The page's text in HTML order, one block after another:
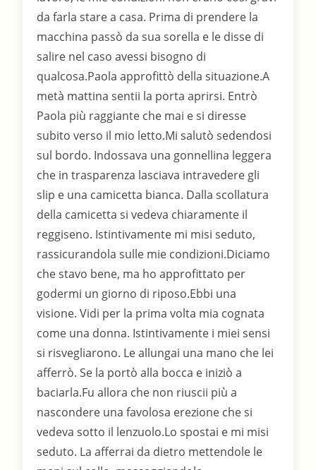
da farla stare a casa. Prima di prendere la
macchina passò da sua sorella e le disse di
salire nel caso avessi bisogno di
qualcosa.Paola approfittò della situazione.A
metà mattina sentii la porta aprirsi. Entrò
Paola più raggiante che mai e si diresse
subito verso il mio letto.Mi salutò sedendosi
sul bordo. Indossava una gonnellina leggera
che in trasparenza lasciava intravedere gli
slip e una camicetta bianca. Dalla scollatura
della camicetta si vedeva chiaramente il
reggiseno. Istintivamente mi misi seduto,
rassicurandola sulle mie condizioni.Diciamo
che stavo bene, ma ho approfittato per
godermi un giorno di riposo.Ebbi una
visione. Vidi per la prima volta mia cognata
come una donna. Istintivamente i miei sensi
si risvegliarono. Le allungai una mano che lei
afferrò. Se la portò alla bocca e iniziò a
baciarla.Fu allora che non riuscii più a
nascondere una favolosa erezione che si
vedeva sotto il lenzuolo.Lo spostai e mi misi
seduto. La afferrai da dietro mettendole le